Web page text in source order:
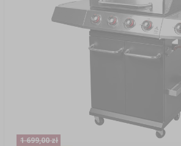
1 699,00 zł